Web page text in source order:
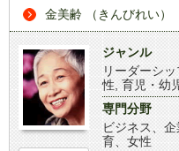
金美齢 （きんびれい）
ジャンル
リーダーシッ
性 育児・幼
専門分野
ビジネス、
育、女性